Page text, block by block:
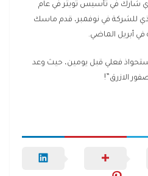
شارك في تأسيس تويتر في عام
للشركة في نوفمبر، قدم ماسك
أبريل الماضي.
فعلي قبل يومين، حيث وعد
الازرق”!